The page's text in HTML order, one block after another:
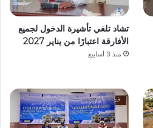
تشاد تلغي تأشيرة الدخول لجميع
الأفارقة اعتبارًا من يناير 2027
منذ 3 أسابيع